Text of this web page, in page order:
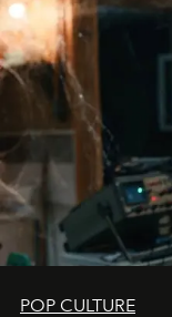
POP CULTURE